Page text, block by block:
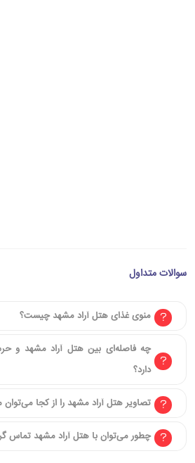
سوالات متداول
منوی غذای هتل آراد مشهد چیست؟
چه فاصله‌ای بین هتل آراد مشهد و
دارد؟
تصاویر هتل آراد مشهد را از کجا
چطور می‌توان با هتل آراد مشهد تماس